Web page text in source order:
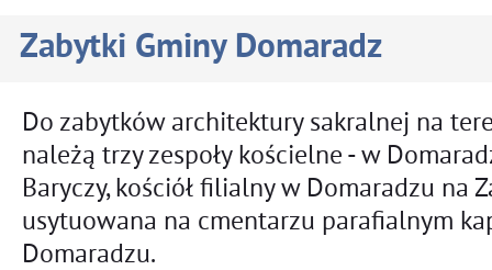
Zabytki Gminy Domaradz
Do zabytków architektury sakralnej na
należą trzy zespoły kościelne - w
Baryczy, kościół filialny w Domaradzu na
usytuowana na cmentarzu parafialnym
Domaradzu.